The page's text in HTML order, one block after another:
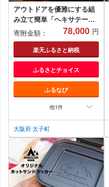
アウトドアを優雅にする組
み立て簡単「ヘキサテーブ
ル」カラー:ナチュラル
【1321600】
寄附金額： 78,000 円
楽天ふるさと納税
ふるさとチョイス
ふるなび
他1件
大阪府 太子町